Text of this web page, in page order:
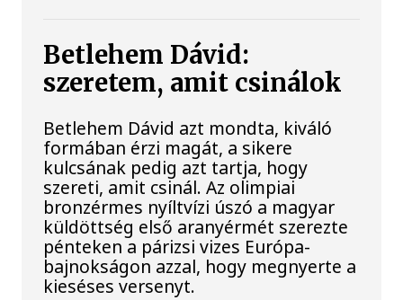
Betlehem Dávid:
szeretem, amit csinálok
Betlehem Dávid azt mondta, kiváló
formában érzi magát, a sikere
kulcsának pedig azt tartja, hogy
szereti, amit csinál. Az olimpiai
bronzérmes nyíltvízi úszó a magyar
küldöttség első aranyérmét szerezte
pénteken a párizsi vizes Európa-
bajnokságon azzal, hogy megnyerte a
kieséses versenyt.